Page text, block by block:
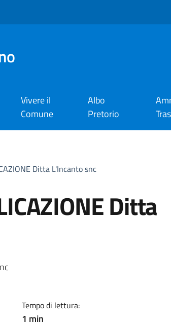
Vivere il
Comune
Albo
Pretorio
Ditta L'Incanto snc
Ditta
Tempo di lettura:
1 min